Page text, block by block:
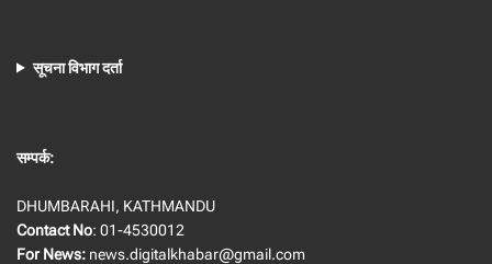
सूचना विभाग दर्ता
सम्पर्क:
DHUMBARAHI, KATHMANDU
Contact No: 01-4530012
For News: news.digitalkhabar@gmail.com